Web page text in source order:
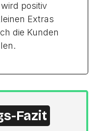
positiv
Extras
die Kunden
Fazit